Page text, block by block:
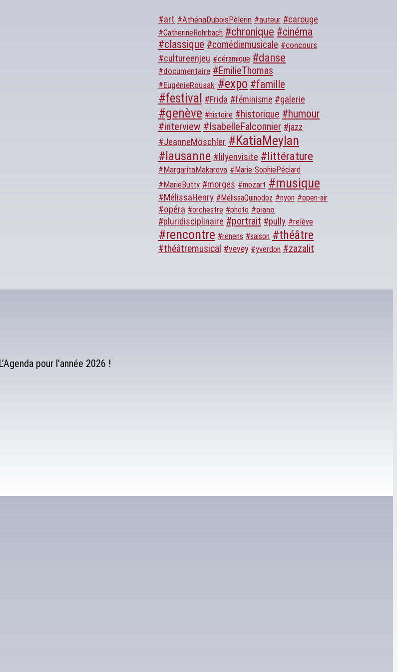
#art #AthénaDuboisPèlerin #auteur #carouge
#CatherineRohrbach #chronique #cinéma
#classique #comédiemusicale #concours
#cultureenjeu #céramique #danse
#documentaire #EmilieThomas
#EugénieRousak #expo #famille
#festival #Frida #féminisme #galerie
#genève #histoire #historique #humour
#interview #IsabelleFalconnier #jazz
#JeanneMöschler #KatiaMeylan
#lausanne #lilyenvisite #littérature
#MargaritaMakarova #Marie-SophiePéclard
#MarieButty #morges #mozart #musique
#MélissaHenry #MélissaQuinodoz #nyon #open-air
#opéra #orchestre #photo #piano
#pluridisciplinaire #portrait #pully #relève
#rencontre #renens #saison #théâtre
#théâtremusical #vevey #yverdon #zazalit
pour l’année 2026 !